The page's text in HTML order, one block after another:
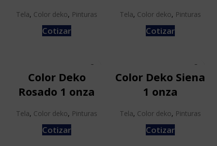
Tela, Color deko, Pinturas
Cotizar
Tela, Color deko, Pinturas
Cotizar
Color Deko
Rosado 1 onza
Tela, Color deko, Pinturas
Cotizar
Color Deko Siena
1 onza
Tela, Color deko, Pinturas
Cotizar